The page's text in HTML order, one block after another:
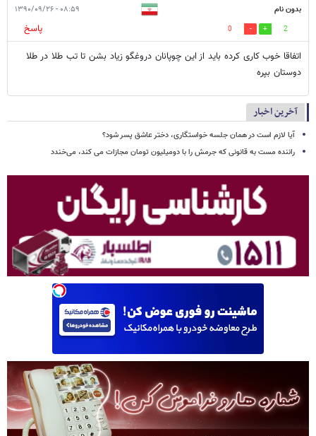
بدون نام ۰۸:۵۹ - ۱۳۹۰/۰۹/۲۶
2
0
پاسخ
اتفاقا خوب کاری کرده باید از این چوپانان دروغگو زیاد بشن تا تب طلا در طلا
دوستان بپره
آخرین اخبار
آیا لازم است در همان جلسه خواستگاری، دختر عاشق پسر شود؟
راننده مست به قانونی که جرمش را با دومیلیون تومان مجازات می کند، می‌خندد